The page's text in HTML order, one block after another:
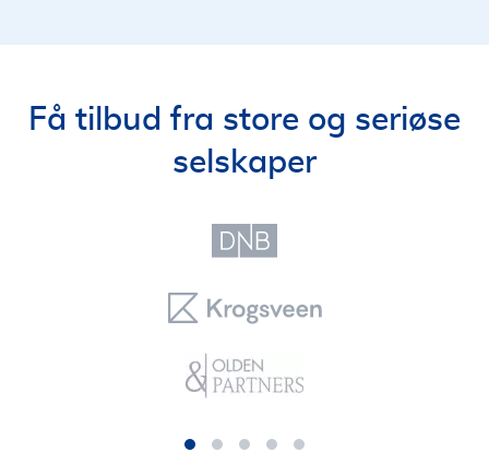
Få tilbud fra store og seriøse
selskaper